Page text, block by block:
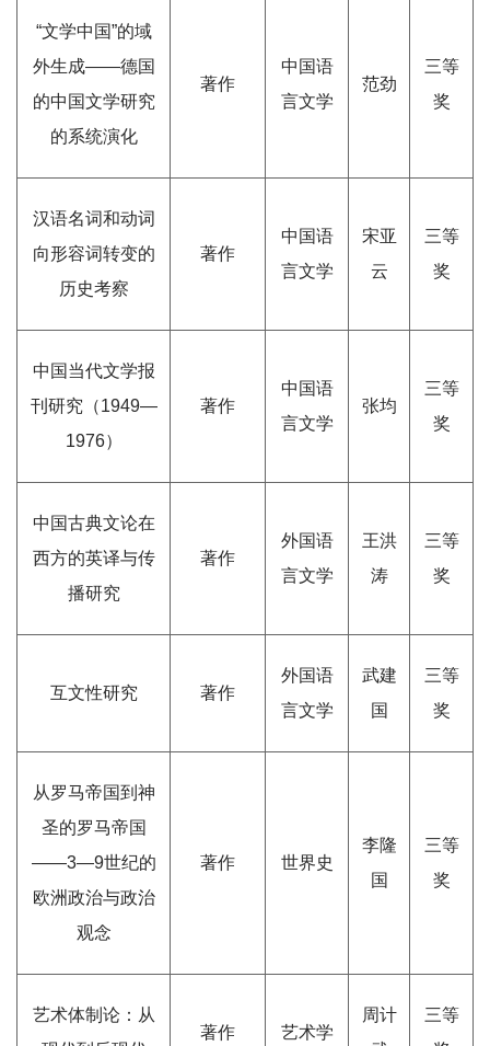
“文学中国”的域
外生成——德国
的中国文学研究
的系统演化
著作
中国语
言文学
范劲
三等
奖
汉语名词和动词
向形容词转变的
历史考察
著作
中国语
言文学
宋亚
云
三等
奖
中国当代文学报
刊研究（1949—
1976）
著作
中国语
言文学
张均
三等
奖
中国古典文论在
西方的英译与传
播研究
著作
外国语
言文学
王洪
涛
三等
奖
互文性研究 著作
外国语
言文学
武建
国
三等
奖
从罗马帝国到神
圣的罗马帝国
——3—9世纪的
欧洲政治与政治
观念
著作 世界史
李隆
国
三等
奖
艺术体制论：从
著作 艺术学
周计
三等